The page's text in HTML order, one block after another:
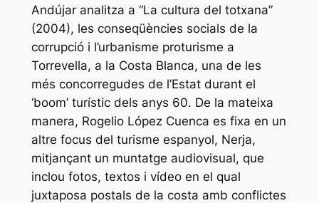
Andújar analitza a “La cultura del totxana”
(2004), les conseqüències socials de la
corrupció i l’urbanisme proturisme a
Torrevella, a la Costa Blanca, una de les
més concorregudes de l’Estat durant el
‘boom’ turístic dels anys 60. De la mateixa
manera, Rogelio López Cuenca es fixa en un
altre focus del turisme espanyol, Nerja,
mitjançant un muntatge audiovisual, que
inclou fotos, textos i vídeo en el qual
juxtaposa postals de la costa amb conflictes